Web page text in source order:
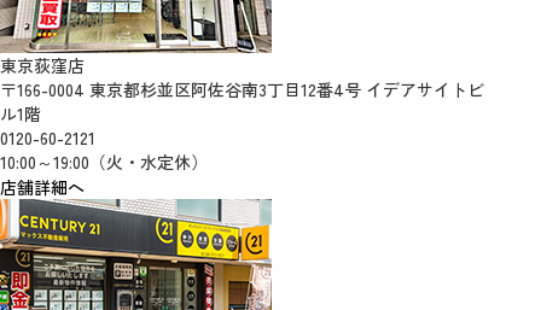
東京荻窪店
〒166-0004 東京都杉並区阿佐谷南3丁目12番4号 イデアサイトビ
ル1階
0120-60-2121
10:00～19:00（火・水定休）
店舗詳細へ